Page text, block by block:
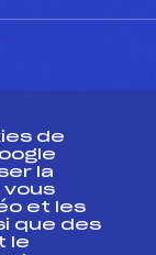
de
la
et les
que des
le